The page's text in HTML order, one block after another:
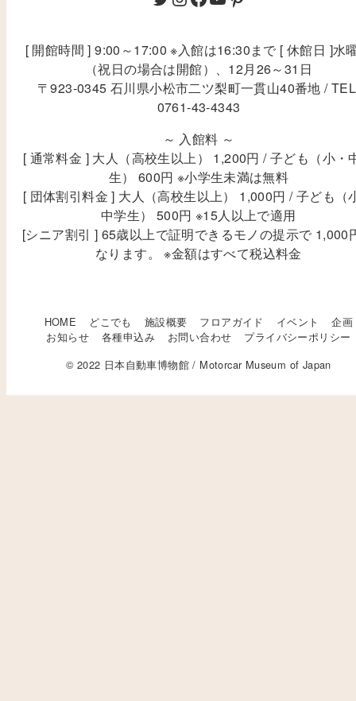
[ 開館時間 ] 9:00～17:00 ※入館は16:30まで [ 休館日 ]水
（祝日の場合は開館）、12月26～31日
〒923-0345 石川県小松市二ツ梨町一貫山40番地 /
0761-43-4343
～ 入館料 ～
[ 通常料金 ] 大人（高校生以上） 1,200円 / 子ども（小・
生） 600円 ※小学生未満は無料
[ 団体割引料金 ] 大人（高校生以上） 1,000円 / 子ども（
中学生） 500円 ※15人以上で適用
[シニア割引 ] 65歳以上で証明できるモノの提示で 1,000
なります。 ※金額はすべて税込料金
HOME どこでも 施設概要 フロアガイド イベント
企画
お知らせ
各種申込み お問い合わせ
プライバシーポリシー
© 2022 日本自動車博物館 / Motorcar Museum of Japan